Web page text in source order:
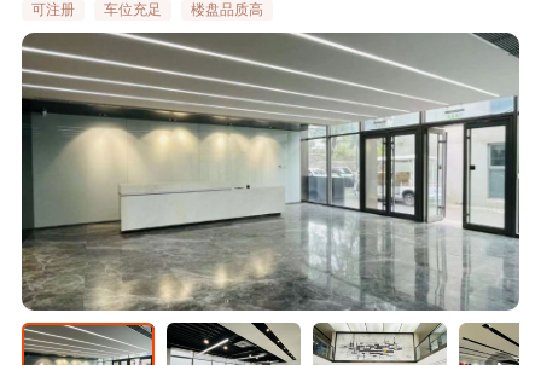
可注册 车位充足 楼盘品质高